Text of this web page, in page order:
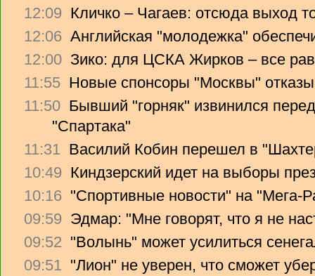
12:09 Кличко – Чагаев: отсюда выход
12:06 Английская "молодежка"
12:00 Зико: для ЦСКА Жирков – все
11:55 Новые спонсоры "Москвы"
11:50 Бывший "горняк" извинился
"Спартака"
11:31 Василий Кобин перешел в
10:49 Киндзерский идет на выборы
10:16 "Спортивные новости" на "Мега-
09:59 Эдмар: "Мне говорят, что я не
09:52 "Волынь" может усилиться
09:51 "Лион" не уверен, что сможет